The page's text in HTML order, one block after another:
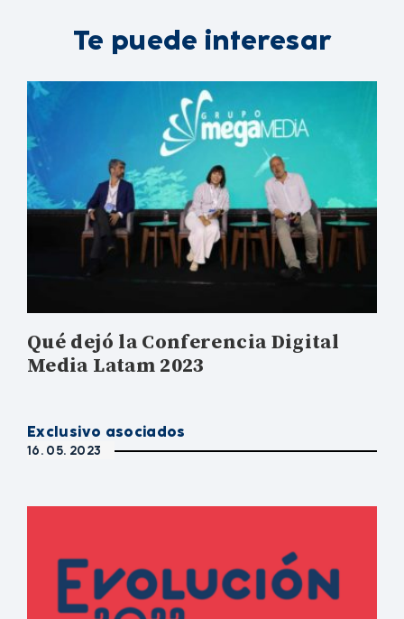
Te puede interesar
Qué dejó la Conferencia Digital
Media Latam 2023
Exclusivo asociados
16. 05. 2023